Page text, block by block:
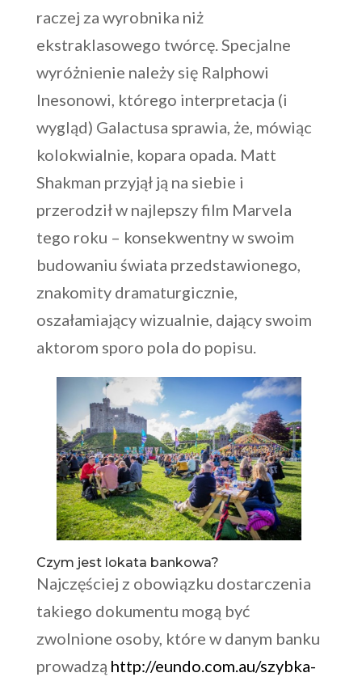
raczej za wyrobnika niż
ekstraklasowego twórcę. Specjalne
wyróżnienie należy się Ralphowi
Inesonowi, którego interpretacja (i
wygląd) Galactusa sprawia, że, mówiąc
kolokwialnie, kopara opada. Matt
Shakman przyjął ją na siebie i
przerodził w najlepszy film Marvela
tego roku – konsekwentny w swoim
budowaniu świata przedstawionego,
znakomity dramaturgicznie,
oszałamiający wizualnie, dający swoim
aktorom sporo pola do popisu.
Czym jest lokata bankowa?
Najczęściej z obowiązku dostarczenia
takiego dokumentu mogą być
zwolnione osoby, które w danym banku
prowadzą http://eundo.com.au/szybka-